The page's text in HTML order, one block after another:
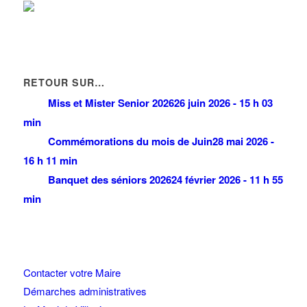
RETOUR SUR…
Miss et Mister Senior 202626 juin 2026 - 15 h 03
min
Commémorations du mois de Juin28 mai 2026 -
16 h 11 min
Banquet des séniors 202624 février 2026 - 11 h 55
min
Contacter votre Maire
Démarches administratives